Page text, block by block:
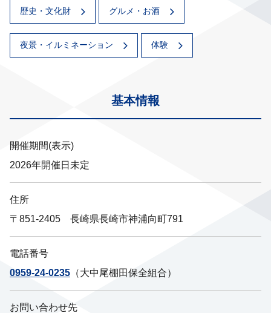
歴史・文化財 グルメ・お酒
夜景・イルミネーション 体験
基本情報
開催期間(表示)
2026年開催日未定
住所
〒851-2405 長崎県長崎市神浦向町791
電話番号
0959-24-0235 （大中尾棚田保全組合）
お問い合わせ先